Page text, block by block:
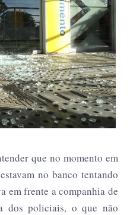
que no momento em
no banco tentando
em frente a companhia de
dos policiais, o que não